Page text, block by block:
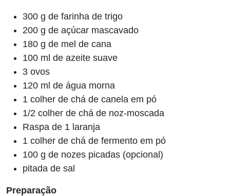
300 g de farinha de trigo
200 g de açúcar mascavado
180 g de mel de cana
100 ml de azeite suave
3 ovos
120 ml de água morna
1 colher de chá de canela em pó
1/2 colher de chá de noz-moscada
Raspa de 1 laranja
1 colher de chá de fermento em pó
100 g de nozes picadas (opcional)
pitada de sal
Preparação